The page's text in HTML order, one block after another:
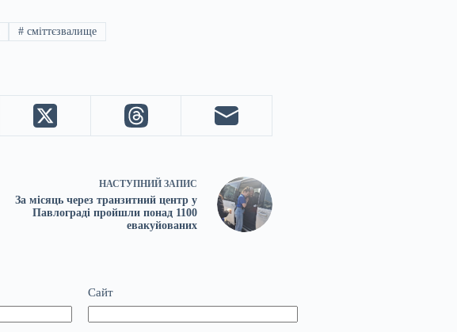
# сміттєзвалище
НАСТУПНИЙ ЗАПИС
За місяць через транзитний центр у
Павлограді пройшли понад 1100
евакуйованих
Сайт